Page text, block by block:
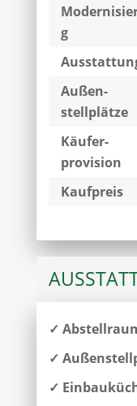
g
Außen­
stellplätze
Käufer­
provision
Kaufpreis
✓
✓
✓